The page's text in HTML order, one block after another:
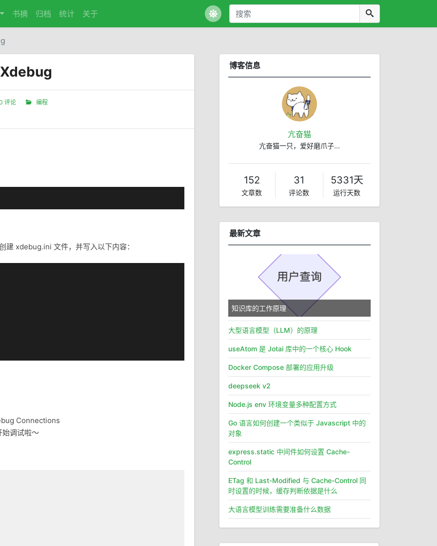
书摘 归档 统计 关于
评论 编程
建 xdebug.ini 文件，并写入以下内容：
Connections
始调试啦～
博客信息
亢奋猫
亢奋猫一只，爱好磨爪子...
152
文章数
31
评论数
5331天
运行天数
最新文章
知识库的工作原理
大型语言模型（LLM）的原理
useAtom 是 Jotai 库中的一个核心 Hook
Docker Compose 部署的应用升级
deepseek v2
Node.js env 环境变量多种配置方式
Go 语言如何创建一个类似于 Javascript 中的
对象
express.static 中间件如何设置 Cache-
Control
ETag 和 Last-Modified 与 Cache-Control 同
时设置的时候，缓存判断依据是什么
大语言模型训练需要准备什么数据